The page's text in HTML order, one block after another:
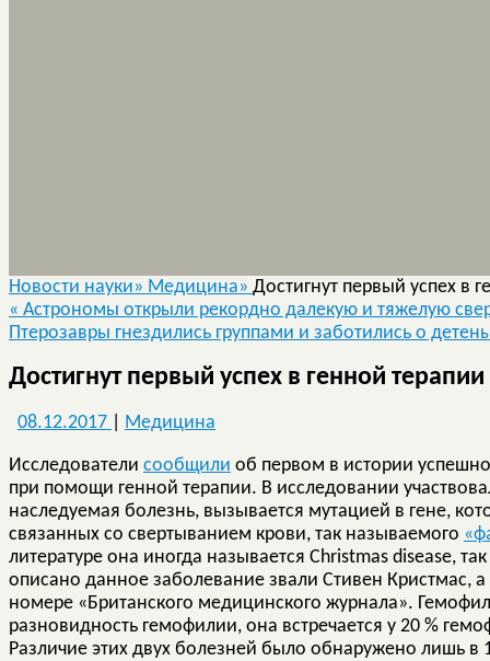
Новости науки» Медицина» Достигнут первый успех в
« Астрономы открыли рекордно далекую и тяжелую
Птерозавры гнездились группами и заботились о
Достигнут первый успех в генной
08.12.2017 Медицина
Исследователи сообщили об первом в истории
при помощи генной терапии. В исследовании
наследуемая болезнь, вызывается мутацией в гене,
связанных со свертыванием крови, так называемого
литературе она иногда называется Christmas disease,
описано данное заболевание звали Стивен Кристмас,
номере «Британского медицинского журнала».
разновидность гемофилии, она встречается у 20 %
Различие этих двух болезней было обнаружено лишь в